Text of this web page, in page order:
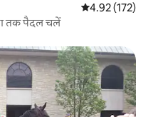
औसत रेटिंग 5 में से
4.92 (172)
तक पैदल चलें